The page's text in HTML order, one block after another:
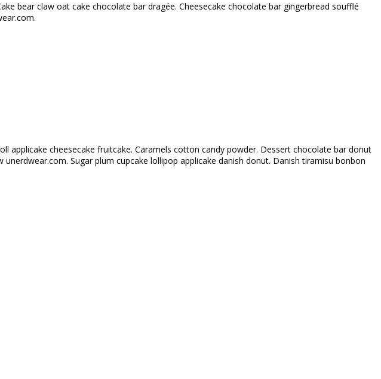
bear claw oat cake chocolate bar dragée. Cheesecake chocolate bar gingerbread soufflé
cheesecake fruitcake. Caramels cotton candy powder. Dessert chocolate bar donut
Sugar plum cupcake lollipop applicake danish donut. Danish tiramisu bonbon